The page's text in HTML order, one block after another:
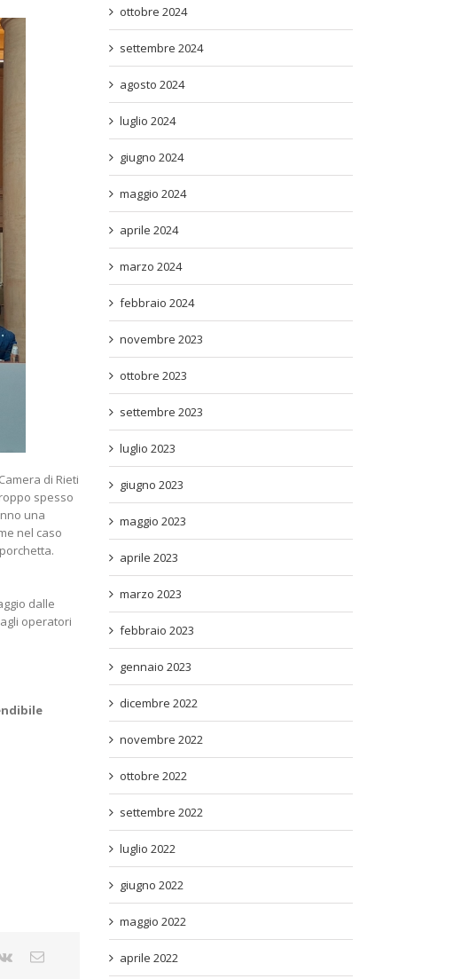
di Rieti
spesso
una
nel caso
dalle
operatori
ottobre 2024
settembre 2024
agosto 2024
luglio 2024
giugno 2024
maggio 2024
aprile 2024
marzo 2024
febbraio 2024
novembre 2023
ottobre 2023
settembre 2023
luglio 2023
giugno 2023
maggio 2023
aprile 2023
marzo 2023
febbraio 2023
gennaio 2023
dicembre 2022
novembre 2022
ottobre 2022
settembre 2022
luglio 2022
giugno 2022
maggio 2022
aprile 2022